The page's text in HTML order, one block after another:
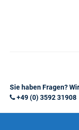
Sie haben Fragen?
+49 (0) 3592 31908